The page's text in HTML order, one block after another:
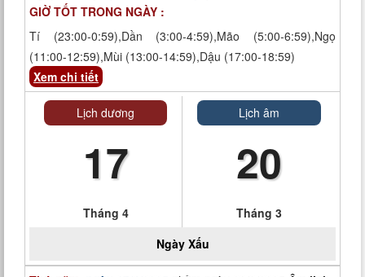
GIỜ TỐT TRONG NGÀY :
Tí (23:00-0:59),Dần (3:00-4:59),Mão (5:00-6:59),Ngọ
(11:00-12:59),Mùi (13:00-14:59),Dậu (17:00-18:59)
Xem chi tiết
Lịch dương
17
Tháng 4
Lịch âm
20
Tháng 3
Ngày Xấu